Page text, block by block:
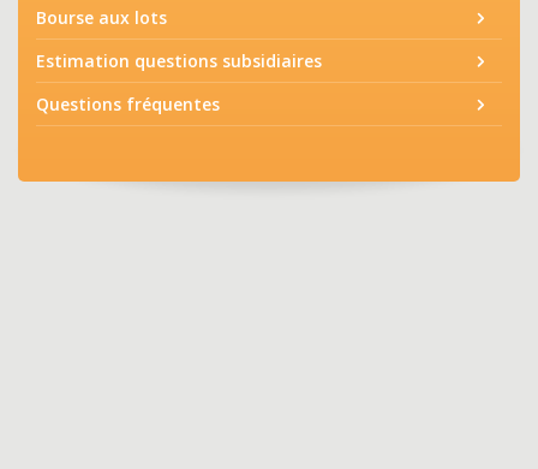
Bourse aux lots
Estimation questions subsidiaires
Questions fréquentes